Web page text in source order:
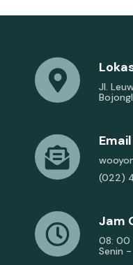
Jl.
(022)
Jam
08: 00
Senin